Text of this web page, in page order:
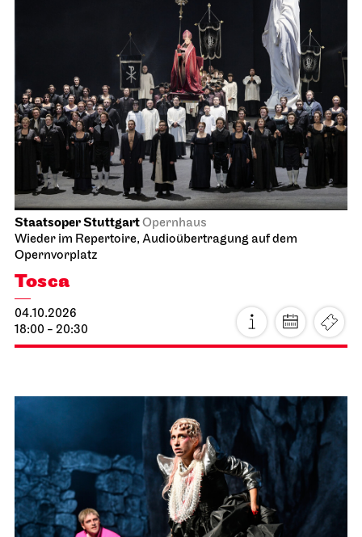
Staatsoper StuttgartOpernhaus
Wieder im Repertoire, Audioübertragung auf dem
Opernvorplatz
Tosca
04.10.2026
18:00 - 20:30